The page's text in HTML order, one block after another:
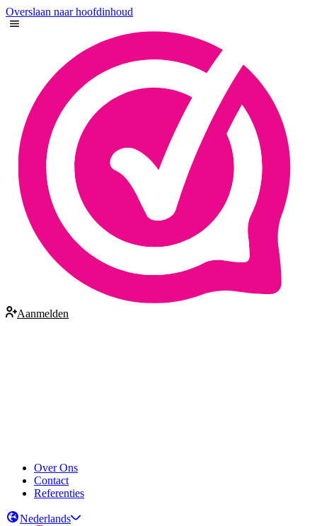
Overslaan naar hoofdinhoud
Aanmelden
Over Ons
Contact
Referenties
Nederlands